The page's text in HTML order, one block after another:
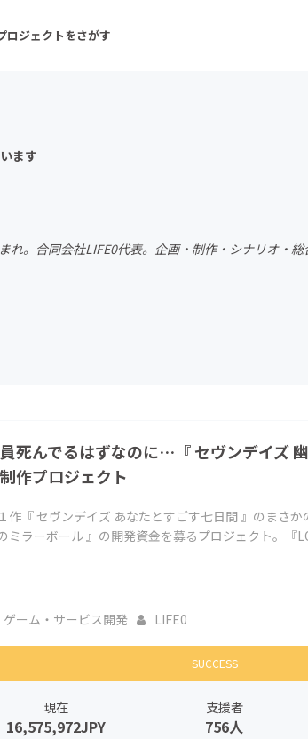
ロジェクトをさがす
募集終了が近いプロジェクト
フード・飲食店
ファ
ya コミュニティ
ます
れ。合同会社LIFE0代表。企画・制作・シナリオ・
死んでるはずなのに…『 セヴンデイズ
作プロジェクト
作『 セヴンデイズ あなたとすごす七日間 』のまさ
ミラーボール 』の開発資金を募るプロジェクト。『
ゲーム・サービス開発 LIFE0
SUCCESS
現在
16,575,972JPY
支援者
756人